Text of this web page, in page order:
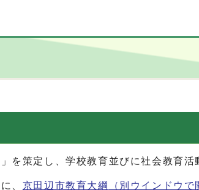
策定し、学校教育並びに社会教育活
、 京田辺市教育大綱 （別ウインドウで